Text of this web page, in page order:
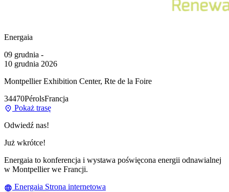
Energaia
09 grudnia -
10 grudnia 2026
Montpellier Exhibition Center, Rte de la Foire
34470PérolsFrancja
Pokaż trasę
Odwiedź nas!
Już wkrótce!
Energaia to konferencja i wystawa poświęcona energii odnawialnej
w Montpellier we Francji.
Energaia Strona internetowa